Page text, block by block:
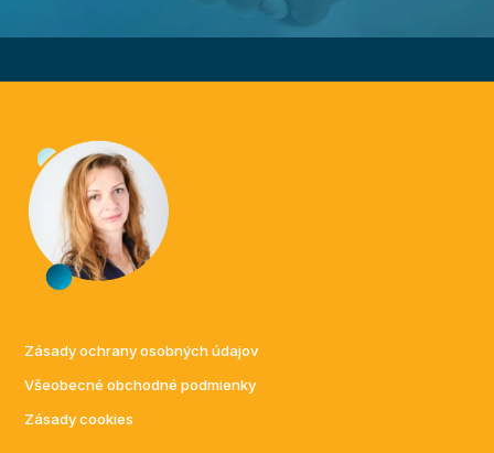
Zásady ochrany osobných údajov
Všeobecné obchodné podmienky
Zásady cookies